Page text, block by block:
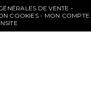
DE VENTE
COOKIES
MON COMPTE